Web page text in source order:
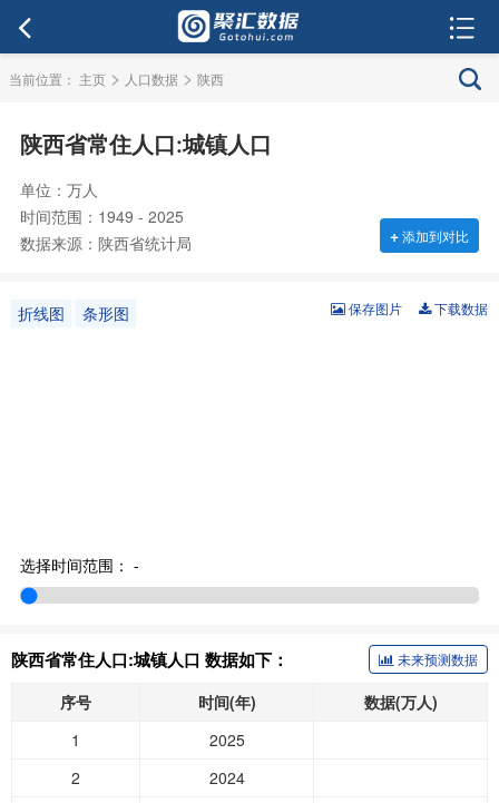
当前位置： 主页 > 人口数据 > 陕西
陕西省常住人口:城镇人口
单位：万人
时间范围：1949 - 2025
数据来源：陕西省统计局
+添加到对比
折线图 条形图 下载数据
保存图片
选择时间范围： -
陕西省常住人口:城镇人口 数据如下： 未来预测数据
序号 时间(年)
数据(万人)
1
2025
2
2024